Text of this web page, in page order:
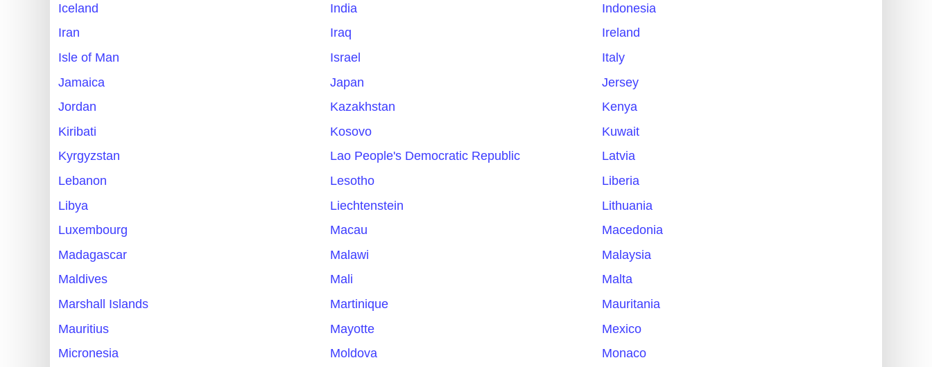
Iceland
India
Indonesia
Iran
Iraq
Ireland
Isle of Man
Israel
Italy
Jamaica
Japan
Jersey
Jordan
Kazakhstan
Kenya
Kiribati
Kosovo
Kuwait
Kyrgyzstan
Lao People's Democratic Republic
Latvia
Lebanon
Lesotho
Liberia
Libya
Liechtenstein
Lithuania
Luxembourg
Macau
Macedonia
Madagascar
Malawi
Malaysia
Maldives
Mali
Malta
Marshall Islands
Martinique
Mauritania
Mauritius
Mayotte
Mexico
Micronesia
Moldova
Monaco